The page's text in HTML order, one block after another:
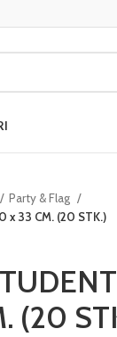
Party & Flag
x 33 CM. (20 STK.)
(20